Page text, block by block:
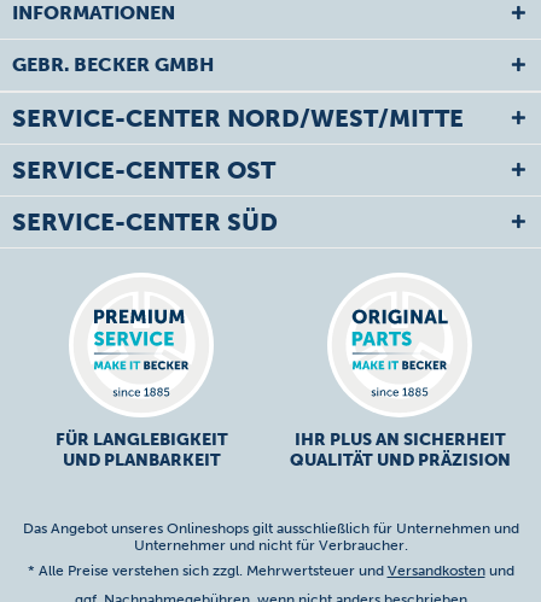
INFORMATIONEN
GEBR. BECKER GMBH
SERVICE-CENTER NORD/WEST/MITTE
SERVICE-CENTER OST
SERVICE-CENTER SÜD
FÜR LANGLEBIGKEIT
UND PLANBARKEIT
IHR PLUS AN SICHERHEIT
QUALITÄT UND PRÄZISION
Das Angebot unseres Onlineshops gilt ausschließlich für Unternehmen und
Unternehmer und nicht für Verbraucher.
* Alle Preise verstehen sich zzgl. Mehrwertsteuer und Versandkostenund